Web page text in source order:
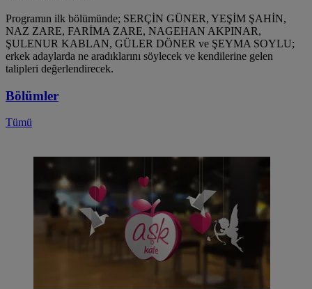
Programın ilk bölümünde; SERÇİN GÜNER, YEŞİM ŞAHİN,
NAZ ZARE, FARİMA ZARE, NAGEHAN AKPINAR,
ŞULENUR KABLAN, GÜLER DÖNER ve ŞEYMA SOYLU;
erkek adaylarda ne aradıklarını söylecek ve kendilerine gelen
talipleri değerlendirecek.
Bölümler
Tümü